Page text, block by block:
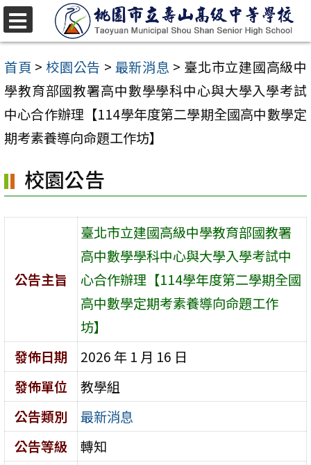
跳
至
主
要
內
容
首頁 > 校園公告 > 最新消息 > 臺北市立建國高級中
學教育部國教署高中數學學科中心與大學入學考試
中心合作辦理【114學年度第二學期全國高中數學定
期考素養導向命題工作坊】
校園公告
公告主旨
臺北市立建國高級中學教育部國教署
高中數學學科中心與大學入學考試中
心合作辦理【114學年度第二學期全國
高中數學定期考素養導向命題工作
坊】
發佈日期
2026 年 1 月 16 日
發佈單位
教學組
公告類別
最新消息
公告等級
轉知
選
單